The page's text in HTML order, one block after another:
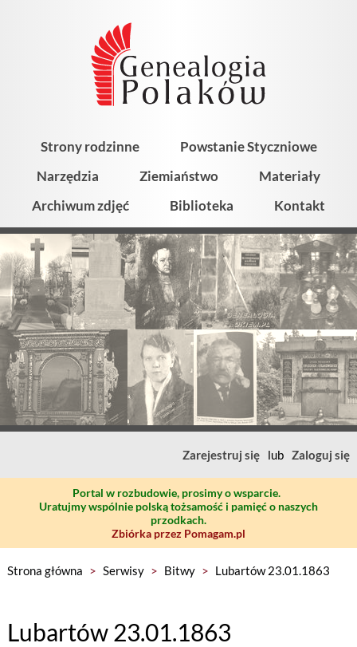
Strony rodzinne
Powstanie Styczniowe
Narzędzia
Ziemiaństwo
Materiały
Archiwum zdjęć
Biblioteka Kontakt
Zarejestruj się lub Zaloguj się
Portal w rozbudowie, prosimy o wsparcie.
Uratujmy wspólnie polską tożsamość i pamięć o naszych
przodkach.
Zbiórka przez Pomagam.pl
Strona główna > Serwisy > Bitwy > Lubartów 23.01.1863
Lubartów 23.01.1863